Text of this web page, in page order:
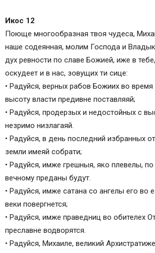
Икос 12
Поюще многообразная твоя чудеса,
наше содеянная, молим Господа и
дух ревности по славе Божией, иже в
оскудеет и в нас, зовущих ти сице:
• Радуйся, верных рабов Божиих во
высоту власти предивне поставляяй;
• Радуйся, продерзых и недостойных с
незримо низлагаяй.
• Радуйся, в день последний избранных
земли имеяй собрати;
• Радуйся, имже грешныя, яко плевелы,
вечному преданы будут.
• Радуйся, имже сатана со ангелы его во
веки повергнется;
• Радуйся, имже праведниц во обителех
преславне водворятся.
• Радуйся, Михаиле, великий